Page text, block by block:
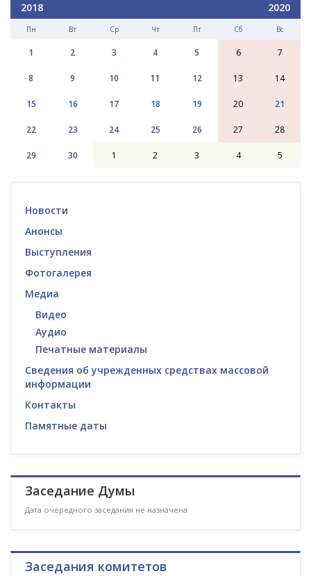
2018 2020
Пн Вт Ср Чт Пт Сб Вс
1 2 3 4 5 6 7
8 9 10 11 12 13 14
15 16 17 18 19 20 21
22 23 24 25 26 27 28
29 30 1 2 3 4 5
Новости
Анонсы
Выступления
Фотогалерея
Медиа
Видео
Аудио
Печатные материалы
Сведения об учрежденных средствах массовой
информации
Контакты
Памятные даты
Заседание Думы
Дата очередного заседания не назначена
Заседания комитетов